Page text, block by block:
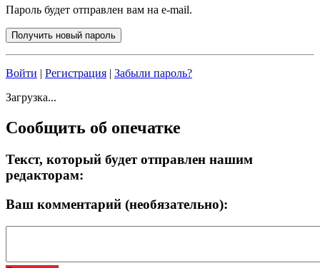
Пароль будет отправлен вам на e-mail.
Войти | Регистрация | Забыли пароль?
Загрузка...
Сообщить об опечатке
Текст, который будет отправлен нашим
редакторам:
Ваш комментарий (необязательно):